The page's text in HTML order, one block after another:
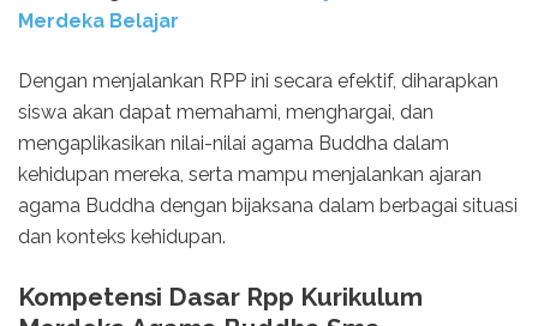
Merdeka Belajar
Dengan menjalankan RPP ini secara efektif, diharapkan
siswa akan dapat memahami, menghargai, dan
mengaplikasikan nilai-nilai agama Buddha dalam
kehidupan mereka, serta mampu menjalankan ajaran
agama Buddha dengan bijaksana dalam berbagai situasi
dan konteks kehidupan.
Kompetensi Dasar Rpp Kurikulum